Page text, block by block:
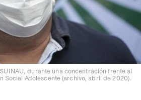
durante una concentración frente al
Social Adolescente (archivo, abril de 2020).